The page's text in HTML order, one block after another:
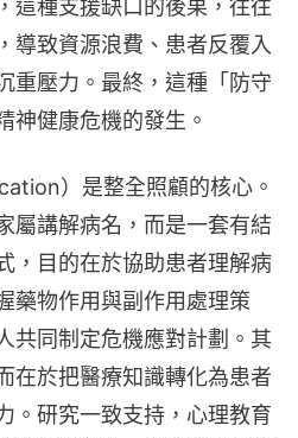
這種支援缺口的後果，往往
導致資源浪費、患者反覆入
重壓力。最終，這種「防守
神健康危機的發生。
）是整全照顧的核心。
屬講解病名，而是一套有結
，目的在於協助患者理解病
藥物作用與副作用處理策
共同制定危機應對計劃。其
在於把醫療知識轉化為患者
。研究一致支持，心理教育